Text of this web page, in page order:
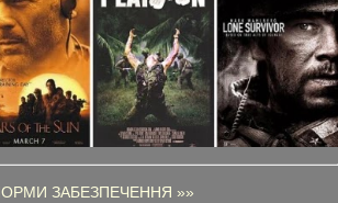
ЗАБЕЗПЕЧЕННЯ »»